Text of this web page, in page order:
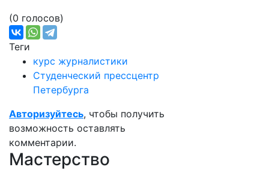
(0 голосов)
Теги
курс журналистики
Студенческий прессцентр
Петербурга
Авторизуйтесь, чтобы получить
возможность оставлять
комментарии.
Мастерство